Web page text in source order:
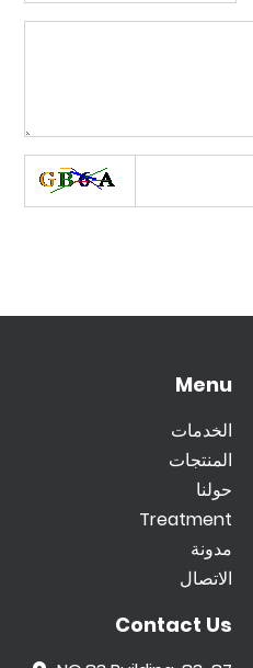
Menu
الخدمات
المنتجات
حولنا
Treatment
مدونة
الاتصال
Contact Us